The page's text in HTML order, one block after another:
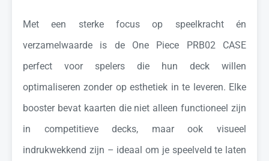
Met een sterke focus op speelkracht én
verzamelwaarde is de One Piece PRB02 CASE
perfect voor spelers die hun deck willen
optimaliseren zonder op esthetiek in te leveren. Elke
booster bevat kaarten die niet alleen functioneel zijn
in competitieve decks, maar ook visueel
indrukwekkend zijn – ideaal om je speelveld te laten